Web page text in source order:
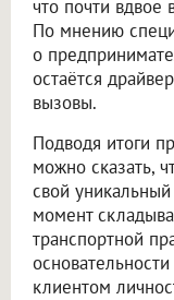
что почти вдвое
По мнению
о
остаётся
вызовы.
Подводя итоги
можно сказать,
свой
момент
транспортной
клиентом